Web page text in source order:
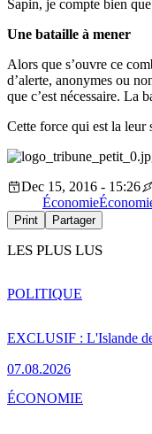
Sapin, je compte bien
Une bataille à mener
Alors que s’ouvre ce
d’alerte, anonymes ou
que c’est nécessaire. La
Cette force qui est la leur
Dec 15, 2016 - 15:26
Économie
Print Partager
LES PLUS LUS
EXCLUSIF : L'Islande
07.08.2026
POLITIQUE
ÉCONOMIE